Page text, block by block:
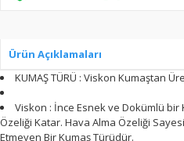
Ürün Açıklamaları
KUMAŞ TÜRÜ : Viskon Kumaştan
Viskon : İnce Esnek ve Dokümlü bir
Özeliği Katar. Hava Alma Özeliği
Etmeyen Bir Kumaş Türüdür.